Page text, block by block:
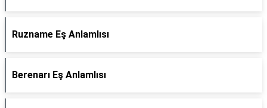
Ruzname Eş Anlamlısı
Berenarı Eş Anlamlısı